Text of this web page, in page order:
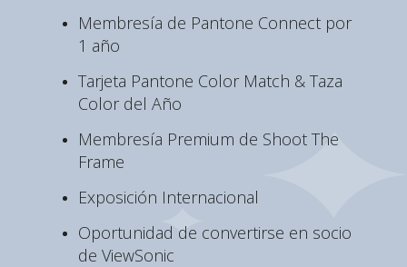
Membresía de Pantone Connect por
1 año
Tarjeta Pantone Color Match & Taza
Color del Año
Membresía Premium de Shoot The
Frame
Exposición Internacional
Oportunidad de convertirse en socio
de ViewSonic